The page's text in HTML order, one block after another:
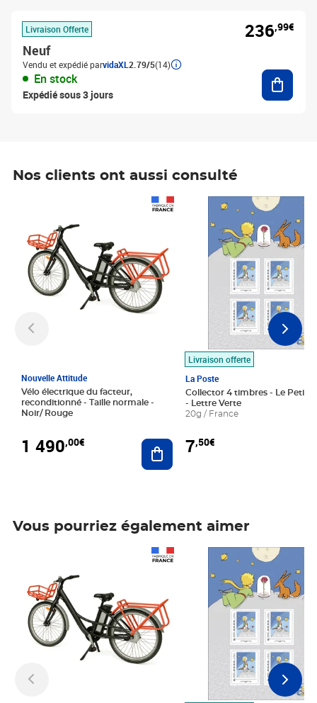
Livraison Offerte
Neuf
Vendu et expédié parvidaXL 2.79/5(14)
En stock
Expédié sous 3 jours
236,99€
Nos clients ont aussi consulté
Nouvelle Attitude
Vélo électrique du facteur,
reconditionné - Taille normale -
Noir/ Rouge
1 490,00€ Ajouter au panier
Livraison offerte
La Poste
Collector 4 timbres - Le Petit
- Lettre Verte
20g / France
7,50€
Prix 7,50€
Vous pourriez également aimer
Prix 7,50€